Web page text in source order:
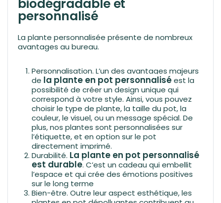
biodégradable et
personnalisé
La plante personnalisée présente de nombreux
avantages au bureau.
Personnalisation.L’un des avantages majeurs
de la plante en pot personnaliséest la
possibilité de créer un design unique qui
correspond à votre style. Ainsi, vous pouvez
choisir le type de plante, la taille du pot, la
couleur, le visuel, ou un message spécial. De
plus, nos plantes sont personnalisées sur
l’étiquette, et en option sur le pot
directement imprimé.
Durabilité. La plante en pot personnalisé
est durable. C’est un cadeau qui embellit
l’espace et qui crée des émotions positives
sur le long terme
Bien-être.Outre leur aspect esthétique, les